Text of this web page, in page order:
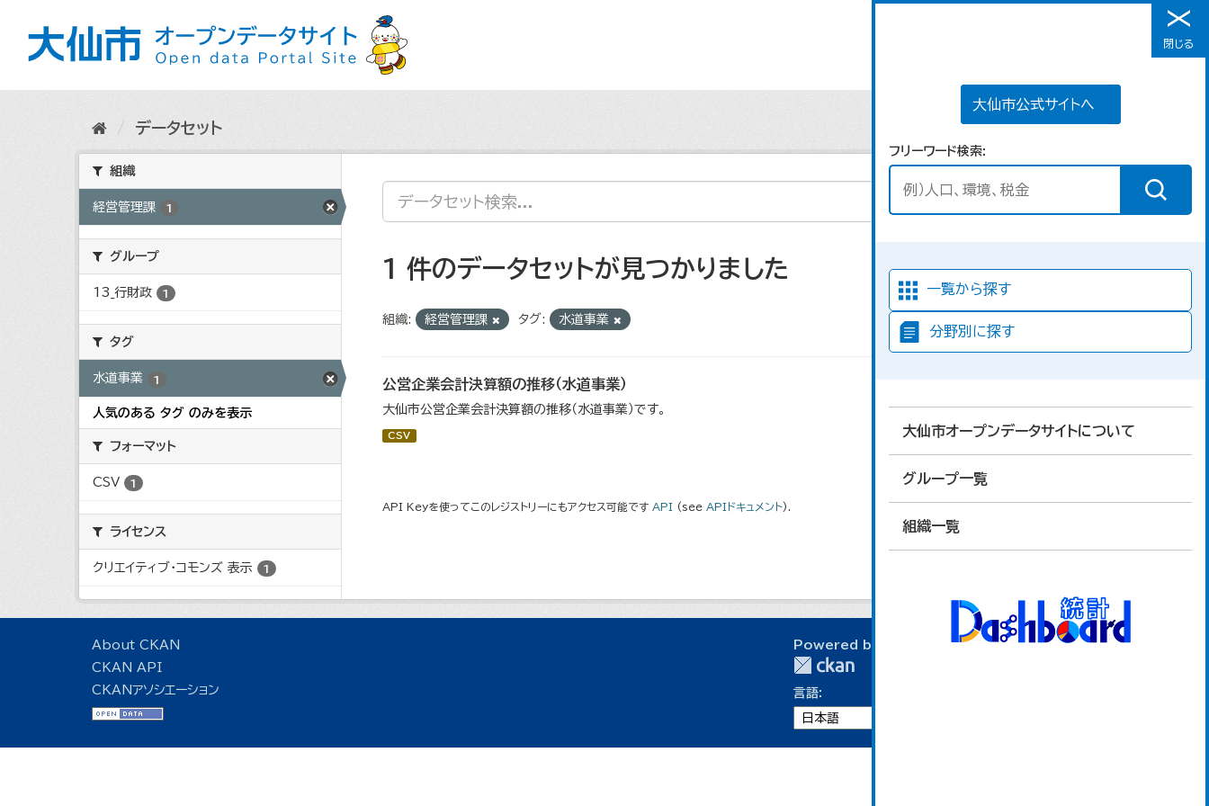
メニュー
大仙市公式サイトへ
フリーワード検索
一覧から探す
分野別に探す
大仙市オープンデータサイトについて
グループ一覧
組織一覧
閉じる
データセット
組織
経営管理課 1
グループ
13_行財政 1
タグ
水道事業 1
人気のある タグ のみを表示
フォーマット
CSV 1
ライセンス
クリエイティブ・コモンズ 表示 1
1 件のデータセットが見つかりました
組織: 経営管理課 タグ: 水道事業
公営企業会計決算額の推移（水道事業）
大仙市公営企業会計決算額の推移（水道事業）です。
CSV
API Keyを使ってこのレジストリーにもアクセス可能です API (see APIドキュメント).
About CKAN
CKAN API
CKANアソシエーション
Powered by
言語